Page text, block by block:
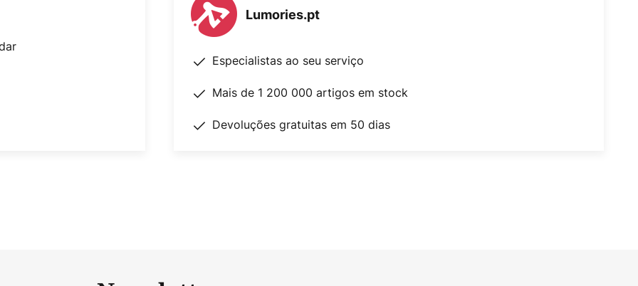
Lumories.pt
Especialistas ao seu serviço
Mais de 1 200 000 artigos em stock
Devoluções gratuitas em 50 dias